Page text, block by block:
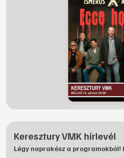
Keresztury VMK hírlevél
Légy naprakész a programokból!